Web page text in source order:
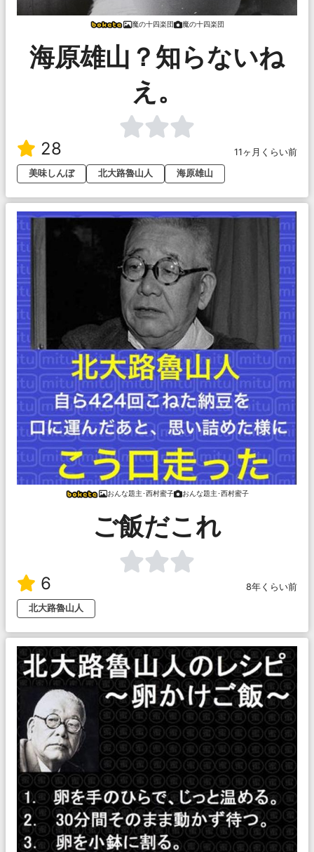
魔の十四楽団 魔の十四楽団
海原雄山？知らないね
え。
28
11ヶ月くらい前
美味しんぼ
北大路魯山人 海原雄山
おんな題主･西村蜜子 おんな題主･西村蜜子
ご飯だこれ
6
8年くらい前
北大路魯山人